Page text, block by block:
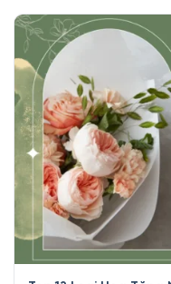
một trong cử chỉ đẹp
phải hối [...]